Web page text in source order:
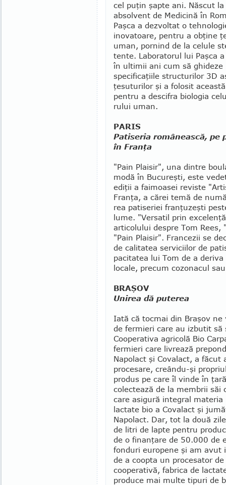
cel puţin şapte ani. Născut la
absolvent de Medicină în
Paşca a dezvoltat o
inovatoare, pentru a obţine
uman, pornind de la celule
tente. Laboratorul lui Paşca
în ulti­mii ani cum să ghideze
specificaţiile structu­rilor 3D
ţesuturilor şi a folosit
pentru a descifra biologia
rului uman.
PARIS
Patiseria românească, pe
în Franţa
"Pain Plaisir", una dintre
modă în Bucureşti, este
ediţii a faimoasei re­viste
Fran­ţa, a că­rei temă de
rea patiseriei fran­ţuzeşti
lume. "Versatil prin
articolului despre Tom Rees,
"Pain Plai­sir". Francezii se
de calitatea serviciilor de
pacitatea lui Tom de a
locale, precum cozonacul
BRAŞOV
Unirea dă puterea
Iată că tocmai din Braşov
de fermieri care au izbutit
Cooperativa agricolă Bio
fermieri care livrează
Napolact şi Cova­lact, a făcut
procesare, creându-şi
produs pe care îl vinde în
colectează de la membrii
care asigură integral
lactate bio a Covalact şi
Napolact. Dar, tot la două
de litri de lapte pentru
de o finanţare de 50.000 de
fonduri europene şi am avut
de a coopta un procesator
cooperativă, fabrica de
produce mai multe tipuri de